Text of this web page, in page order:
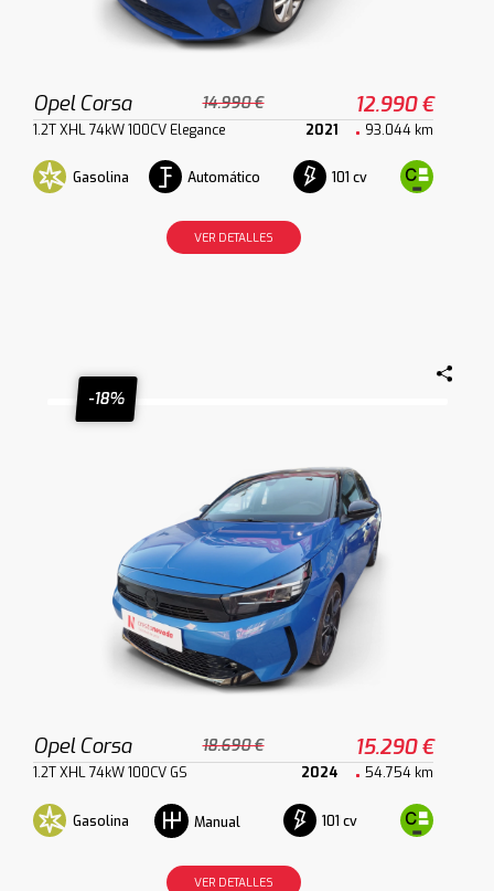
Opel Corsa 14.990 € 12.990 €
1.2T XHL 74kW 100CV Elegance 2021 93.044 km
Gasolina Automático 101 cv
VER DETALLES
-18%
Opel Corsa 18.690 € 15.290 €
1.2T XHL 74kW 100CV GS 2024 54.754 km
Gasolina Manual 101 cv
VER DETALLES